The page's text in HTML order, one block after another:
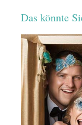
Das könnte